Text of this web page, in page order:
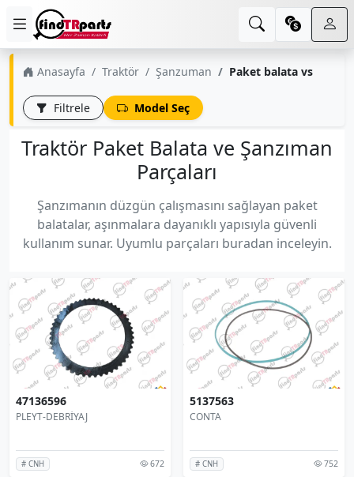
Anasayfa Traktör Şanzuman Paket balata vs
Filtrele Model Seç
Traktör Paket Balata ve Şanzıman
Parçaları
Şanzımanın düzgün çalışmasını sağlayan paket
balatalar, aşınmalara dayanıklı yapısıyla güvenli
kullanım sunar. Uyumlu parçaları buradan inceleyin.
47136596
PLEYT-DEBRİYAJ
# CNH 672
5137563
CONTA
# CNH 752